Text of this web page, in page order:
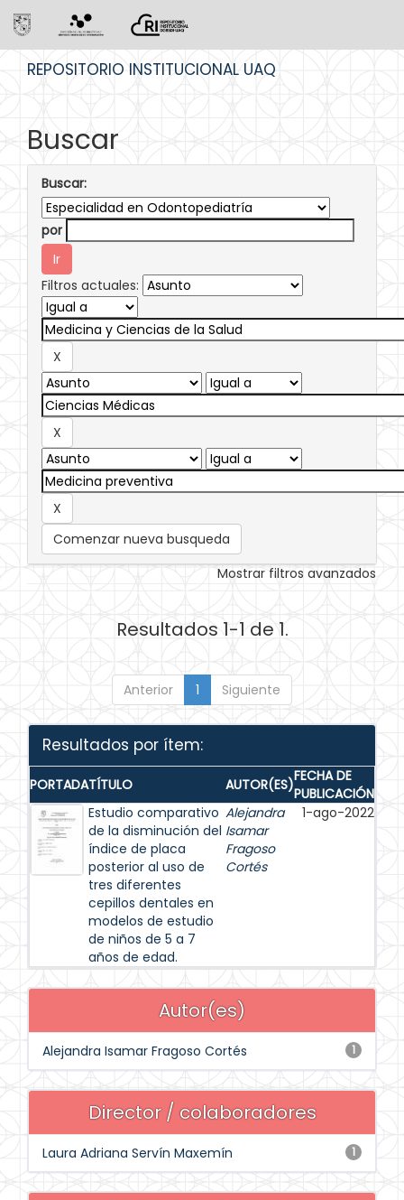
REPOSITORIO INSTITUCIONAL UAQ
Buscar
Buscar:
por
Filtros actuales:
Comenzar nueva busqueda
Mostrar filtros avanzados
Resultados 1-1 de 1.
Anterior 1 Siguiente
Resultados por ítem:
PORTADATÍTULO AUTOR(ES)FECHA DE
PUBLICACIÓN
Estudio comparativo
de la disminución del
índice de placa
posterior al uso de
tres diferentes
cepillos dentales en
modelos de estudio
de niños de 5 a 7
años de edad.
Alejandra
Isamar
Fragoso
Cortés
1-ago-2022
Autor(es)
1
Alejandra Isamar Fragoso Cortés
Director / colaboradores
1
Laura Adriana Servín Maxemín